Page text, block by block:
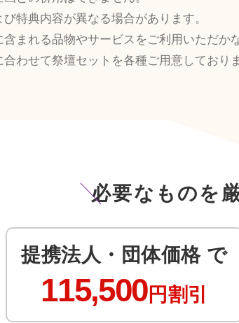
特典内容が異なる場合があります。
まれる品物やサービスをご利用いただ
わせて祭壇セットを各種ご用意しており
必要なものを
提携法人・団体価格 で
115,500円割引